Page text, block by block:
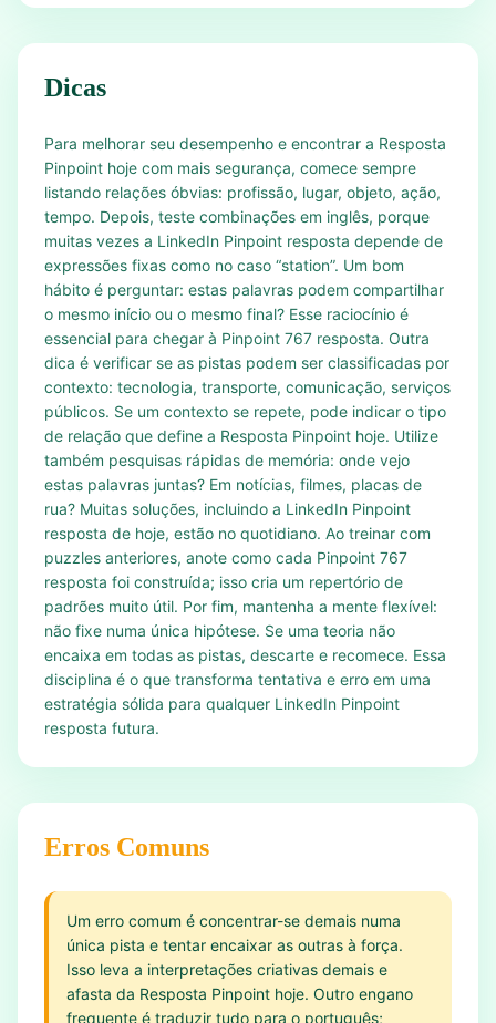
Dicas
Para melhorar seu desempenho e encontrar a Resposta
Pinpoint hoje com mais segurança, comece sempre
listando relações óbvias: profissão, lugar, objeto, ação,
tempo. Depois, teste combinações em inglês, porque
muitas vezes a LinkedIn Pinpoint resposta depende de
expressões fixas como no caso “station”. Um bom
hábito é perguntar: estas palavras podem compartilhar
o mesmo início ou o mesmo final? Esse raciocínio é
essencial para chegar à Pinpoint 767 resposta. Outra
dica é verificar se as pistas podem ser classificadas por
contexto: tecnologia, transporte, comunicação, serviços
públicos. Se um contexto se repete, pode indicar o tipo
de relação que define a Resposta Pinpoint hoje. Utilize
também pesquisas rápidas de memória: onde vejo
estas palavras juntas? Em notícias, filmes, placas de
rua? Muitas soluções, incluindo a LinkedIn Pinpoint
resposta de hoje, estão no quotidiano. Ao treinar com
puzzles anteriores, anote como cada Pinpoint 767
resposta foi construída; isso cria um repertório de
padrões muito útil. Por fim, mantenha a mente flexível:
não fixe numa única hipótese. Se uma teoria não
encaixa em todas as pistas, descarte e recomece. Essa
disciplina é o que transforma tentativa e erro em uma
estratégia sólida para qualquer LinkedIn Pinpoint
resposta futura.
Erros Comuns
Um erro comum é concentrar-se demais numa
única pista e tentar encaixar as outras à força.
Isso leva a interpretações criativas demais e
afasta da Resposta Pinpoint hoje. Outro engano
frequente é traduzir tudo para o português;